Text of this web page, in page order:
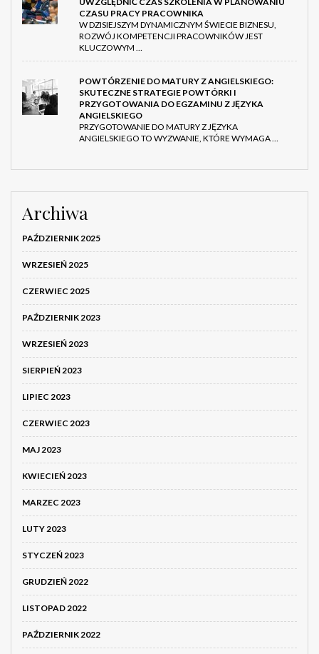
CZASU PRACY PRACOWNIKA
W DZISIEJSZYM DYNAMICZNYM ŚWIECIE BIZNESU,
ROZWÓJ KOMPETENCJI PRACOWNIKÓW JEST
KLUCZOWYM …
POWTÓRZENIE DO MATURY Z ANGIELSKIEGO:
SKUTECZNE STRATEGIE POWTÓRKI I
PRZYGOTOWANIA DO EGZAMINU Z JĘZYKA
ANGIELSKIEGO
PRZYGOTOWANIE DO MATURY Z JĘZYKA
ANGIELSKIEGO TO WYZWANIE, KTÓRE WYMAGA …
Archiwa
PAŹDZIERNIK 2025
WRZESIEŃ 2025
CZERWIEC 2025
PAŹDZIERNIK 2023
WRZESIEŃ 2023
SIERPIEŃ 2023
LIPIEC 2023
CZERWIEC 2023
MAJ 2023
KWIECIEŃ 2023
MARZEC 2023
LUTY 2023
STYCZEŃ 2023
GRUDZIEŃ 2022
LISTOPAD 2022
PAŹDZIERNIK 2022